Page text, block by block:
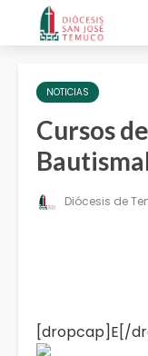
NOTICIAS
Cursos
Diócesis de
[dropcap]E[/